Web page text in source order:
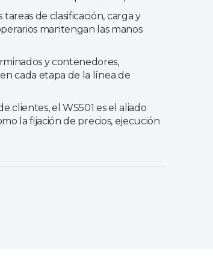
de clasificación, carga y
mantengan las manos
y contenedores,
cada etapa de la línea de
clientes, el WS501 es el aliado
la fijación de precios, ejecución